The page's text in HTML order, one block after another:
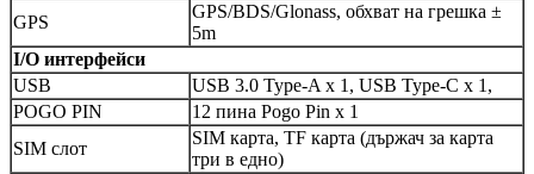
GPS
GPS/BDS/Glonass, обхват на грешка ±
5m
I/O интерфейси
USB
USB 3.0 Type-A x 1, USB Type-C x 1,
POGO PIN
12 пина Pogo Pin x 1
SIM слот
SIM карта, TF карта (държач за карта
три в едно)